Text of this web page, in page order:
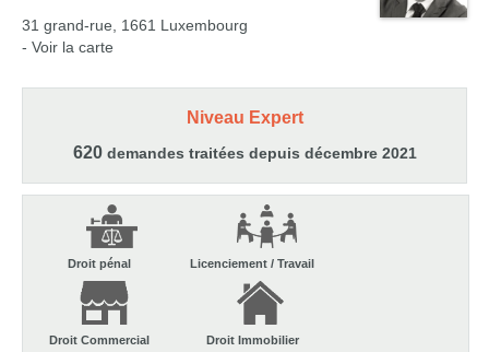
31 grand-rue, 1661 Luxembourg
- Voir la carte
Niveau Expert
620demandes traitées depuis décembre 2021
Droit pénal Licenciement / Travail
Droit Commercial Droit Immobilier